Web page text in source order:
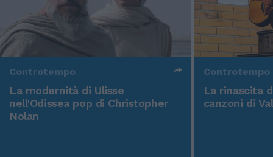
Controtempo
La modernità di Ulisse
nell'Odissea pop di Christopher
Nolan
Controtempo
La rinascita
canzoni di